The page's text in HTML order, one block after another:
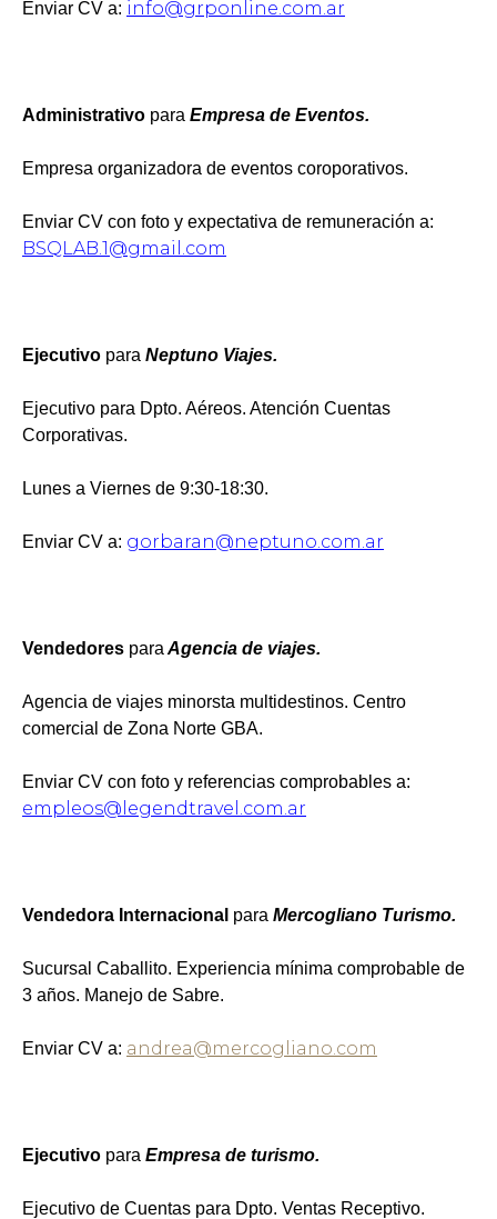
Enviar CV a: info@grponline.com.ar
Administrativo para Empresa de Eventos.
Empresa organizadora de eventos coroporativos.
Enviar CV con foto y expectativa de remuneración a:
BSQLAB.1@gmail.com
Ejecutivo para Neptuno Viajes.
Ejecutivo para Dpto. Aéreos. Atención Cuentas
Corporativas.
Lunes a Viernes de 9:30-18:30.
Enviar CV a: gorbaran@neptuno.com.ar
Vendedores para Agencia de viajes.
Agencia de viajes minorsta multidestinos. Centro
comercial de Zona Norte GBA.
Enviar CV con foto y referencias comprobables a:
empleos@legendtravel.com.ar
Vendedora Internacional para Mercogliano Turismo.
Sucursal Caballito. Experiencia mínima comprobable de
3 años. Manejo de Sabre.
Enviar CV a: andrea@mercogliano.com
Ejecutivo para Empresa de turismo.
Ejecutivo de Cuentas para Dpto. Ventas Receptivo.